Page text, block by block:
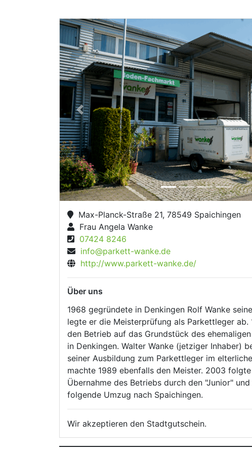
Previous
Max-Planck-Straße 21, 78549 Spaichingen
Frau Angela Wanke
07424 8246
info@parkett-wanke.de
http://www.parkett-wanke.de/
Über uns
1968 gegründete in Denkingen Rolf Wanke
legte er die Meisterprüfung als Parkettleger ab.
den Betrieb auf das Grundstück des
in Denkingen. Walter Wanke (jetziger Inhaber)
seiner Ausbildung zum Parkettleger im
machte 1989 ebenfalls den Meister. 2003
Übernahme des Betriebs durch den "Junior"
folgende Umzug nach Spaichingen.
Wir akzeptieren den Stadtgutschein.